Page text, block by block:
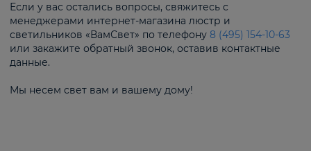
Если у вас остались вопросы, свяжитесь с
менеджерами интернет-магазина люстр и
светильников «ВамСвет» по телефону 8 (495) 154-10-63
или закажите обратный звонок, оставив контактные
данные.
Мы несем свет вам и вашему дому!